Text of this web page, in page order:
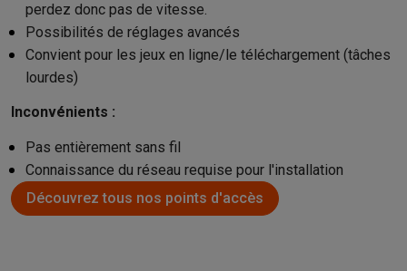
perdez donc pas de vitesse.
Possibilités de réglages avancés
Convient pour les jeux en ligne/le téléchargement (tâches
lourdes)
Inconvénients :
Pas entièrement sans fil
Connaissance du réseau requise pour l'installation
Découvrez tous nos points d'accès